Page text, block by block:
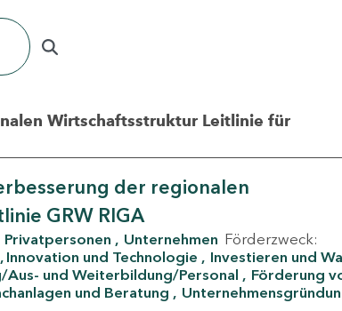
Wirtschaftsstruktur Leitlinie für
der regionalen
GRW RIGA
Privatpersonen Unternehmen Förderzweck:
Innovation und Technologie
Investieren und
Aus- und Weiterbildung/Personal
Förderung
und Beratung